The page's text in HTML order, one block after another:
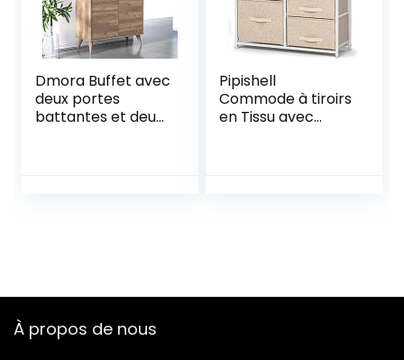
Dmora Buffet avec
deux portes
battantes et deux
Pipishell
Commode à tiroirs
en Tissu avec
(Beige)
À propos de nous